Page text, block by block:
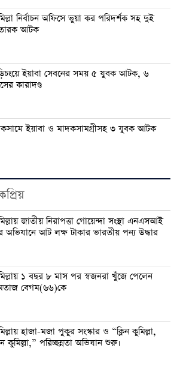
নির্বাচন অফিসে ভুয়া কর পরিদর্শক সহ দুই
আটক
ইয়াবা সেবনের সময় ৫ যুবক আটক, ৬
কারাদণ্ড
ইয়াবা ও মাদকসামগ্রীসহ ৩ যুবক আটক
জাতীয় নিরাপত্তা গোয়েন্দা সংস্থা এনএসআই
অভিযানে আট লক্ষ টাকার ভারতীয় পন্য উদ্ধার
১ বছর ৮ মাস পর স্বজনরা খুঁজে পেলেন
বেগম(৬৬)কে
হাজা-মজা পুকুর সংস্কার ও “ক্লিন কুমিল্লা,
কুমিল্লা,” পরিচ্ছন্নতা অভিযান শুরু।